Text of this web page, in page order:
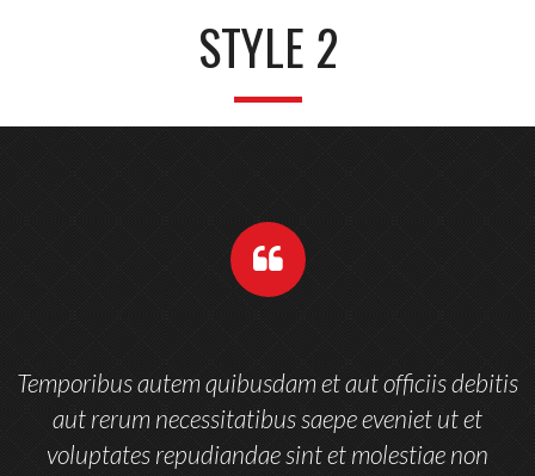
STYLE 2
Temporibus autem quibusdam et aut officiis debitis
aut rerum necessitatibus saepe eveniet ut et
voluptates repudiandae sint et molestiae non